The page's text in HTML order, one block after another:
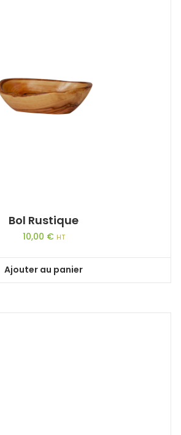
Bol Rustique
10,00 € HT
Ajouter au panier